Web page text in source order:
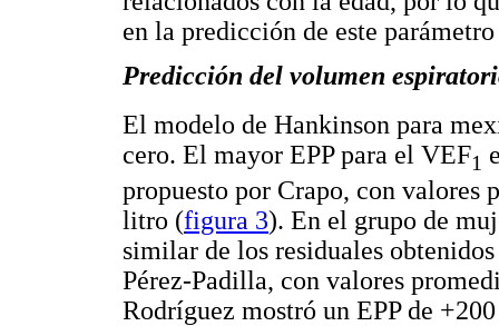
en la predicción de este
Predicción del volumen
El modelo de Hankinson para
cero. El mayor EPP para el VEF1
propuesto por Crapo, con valores
litro (figura 3). En el grupo de
similar de los residuales
Pérez-Padilla, con valores
Rodríguez mostró un EPP de